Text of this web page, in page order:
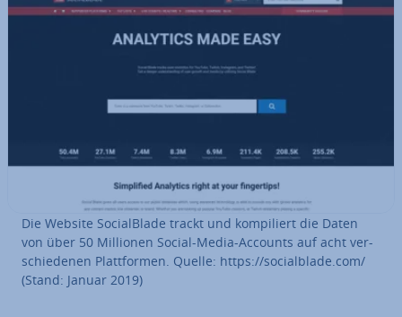
Die Website So­cial­Bla­de trackt und kom­pi­liert die Daten
von über 50 Millionen Social-Media-Accounts auf acht ver­
schie­de­nen Platt­for­men. Quelle: https://so­cial­bla­de.com/
(Stand: Januar 2019)